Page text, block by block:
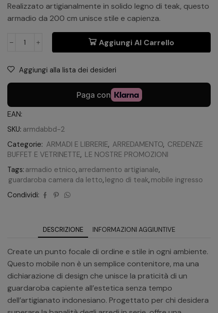
Realizzato artigianalmente in solido legno di teak, questo
armadio da 200 cm unisce stile e capienza.
Aggiungi Al Carrello
Aggiungi alla lista dei desideri
EAN:
SKU: armdabbd-2
Categorie: ARMADI E LIBRERIE, ARREDAMENTO, CREDENZE
BUFFET E VETRINETTE, LE NOSTRE PROMOZIONI
Tags: armadio etnico, arredamento artigianale,
guardaroba camera da letto, legno di teak, mobile ingresso
Condividi:
DESCRIZIONE INFORMAZIONI AGGIUNTIVE
Create un punto focale di ordine e stile in ogni ambiente.
Questo mobile non è un semplice contenitore, ma una
dichiarazione di design che unisce la praticità di un
guardaroba capiente all’estetica senza tempo
dell’artigianato indonesiano. Progettato per chi desidera